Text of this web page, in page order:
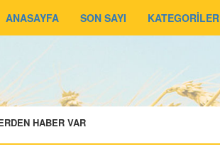
ANASAYFA SON SAYI KATEGORİLER
HABER VAR